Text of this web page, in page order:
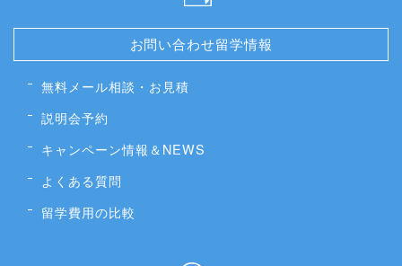
お問い合わせ留学情報
無料メール相談・お見積
説明会予約
キャンペーン情報＆NEWS
よくある質問
留学費用の比較